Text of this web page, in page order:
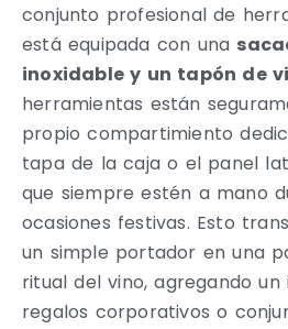
conjunto profesional de
está equipada con una
inoxidable y un tapón de
herramientas están
propio compartimiento
tapa de la caja o el panel
que siempre estén a mano
ocasiones festivas. Esto
un simple portador en una
ritual del vino, agregando
regalos corporativos o